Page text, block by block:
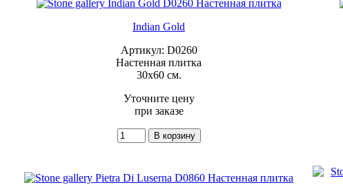
Indian Gold
Артикул: D0260
Настенная плитка
30x60 см.
Уточните цену
при заказе